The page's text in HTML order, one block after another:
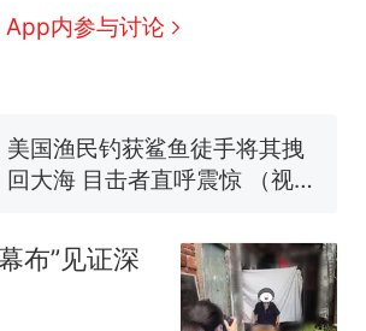
App内参与讨论
协会回应
男子上山采菌偶然发现鸡枞菌
窝，原地守1天等它长大：挖了
来源：参考消息）
笔试第一被第二名传话劝弃考
官方通报
因老师一句“跟我回家”改写了
人生
布”见证深